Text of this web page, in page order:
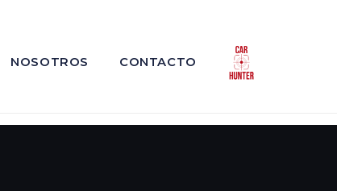
NOSOTROS CONTACTO